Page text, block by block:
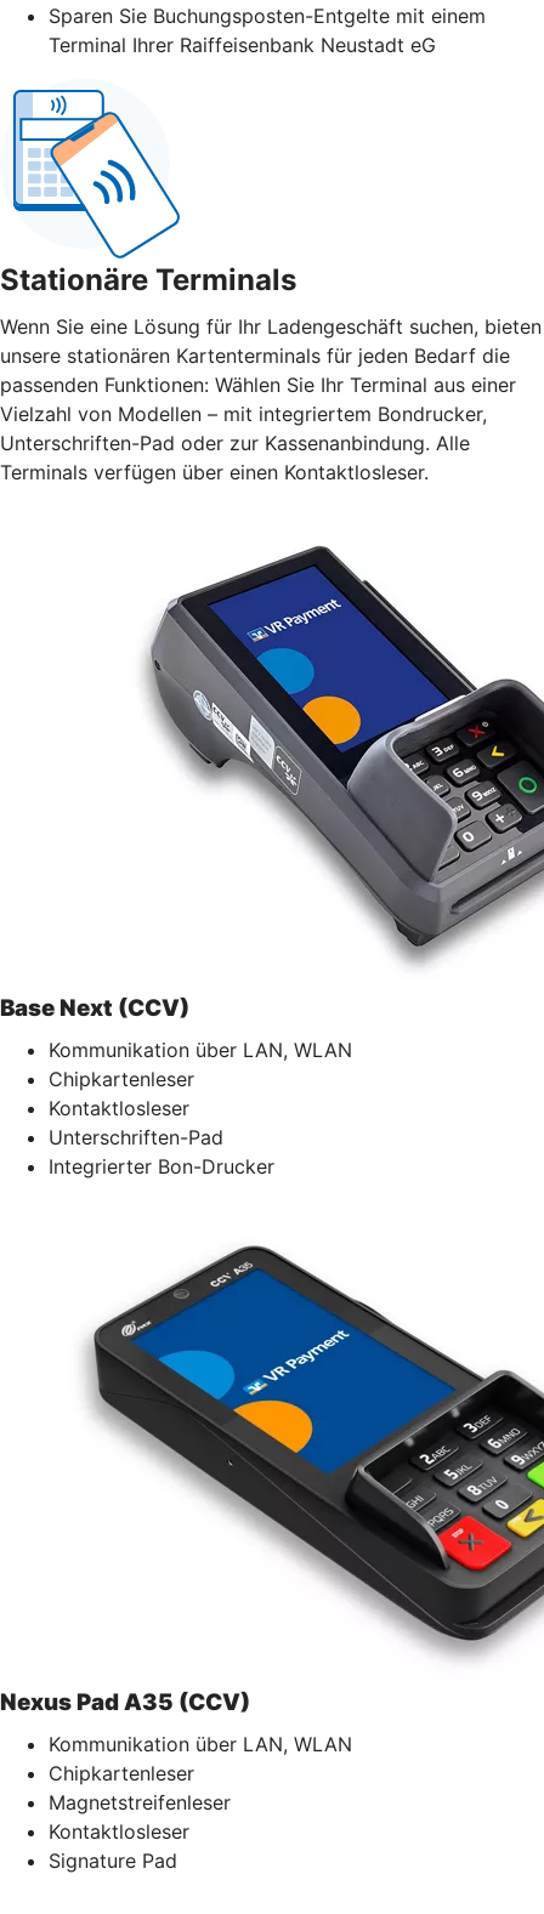
Sparen Sie Buchungsposten-Entgelte mit einem
Terminal Ihrer Raiffeisenbank Neustadt eG
Stationäre Terminals
Wenn Sie eine Lösung für Ihr Ladengeschäft suchen, bieten
unsere stationären Kartenterminals für jeden Bedarf die
passenden Funktionen: Wählen Sie Ihr Terminal aus einer
Vielzahl von Modellen – mit integriertem Bondrucker,
Unterschriften-Pad oder zur Kassenanbindung. Alle
Terminals verfügen über einen Kontaktlosleser.
Base Next (CCV)
Kommunikation über LAN, WLAN
Chipkartenleser
Kontaktlosleser
Unterschriften-Pad
Integrierter Bon-Drucker
Nexus Pad A35 (CCV)
Kommunikation über LAN, WLAN
Chipkartenleser
Magnetstreifenleser
Kontaktlosleser
Signature Pad